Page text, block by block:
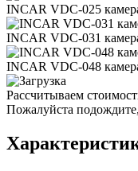
INCAR VDC-025
INCAR VDC-031
INCAR VDC-048
Рассчитываем
Пожалуйста